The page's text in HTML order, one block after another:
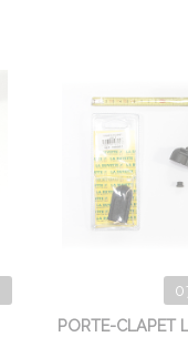
PORTE-CLAPET